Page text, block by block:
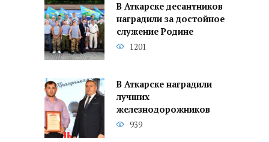
В Аткарске десантников
наградили за достойное
служение Родине
1201
В Аткарске наградили
лучших
железнодорожников
939